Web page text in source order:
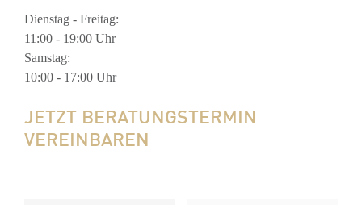
Dienstag - Freitag:
11:00 - 19:00 Uhr
Samstag:
10:00 - 17:00 Uhr
JETZT BERATUNGSTERMIN
VEREINBAREN